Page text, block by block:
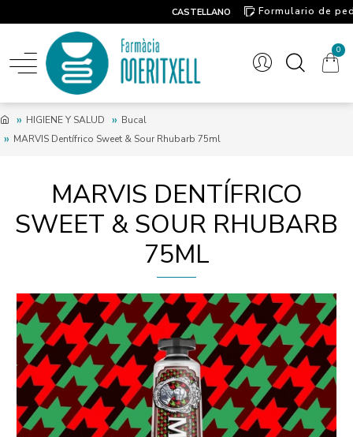
CASTELLANO
Formulario de
0
HIGIENE Y SALUD
Bucal
MARVIS Dentífrico Sweet & Sour Rhubarb 75ml
MARVIS DENTÍFRICO
SWEET & SOUR RHUBARB
75ML